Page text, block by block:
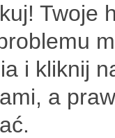
Twoje
i kliknij
a